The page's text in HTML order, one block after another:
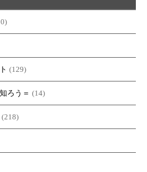
(129)
ろう＝ (14)
(218)